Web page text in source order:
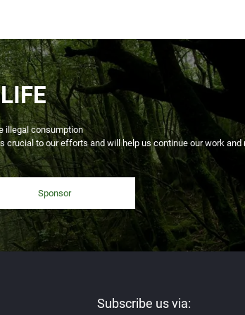
illegal consumption
to our efforts and will help us continue our work and
Sponsor
Subscribe us via: